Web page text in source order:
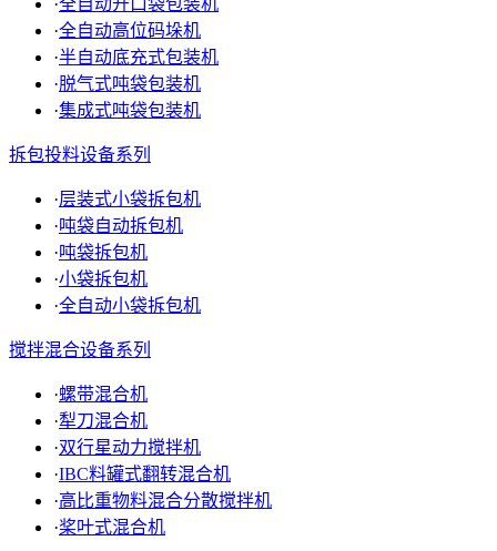
·全自动开口袋包装机
·全自动高位码垛机
·半自动底充式包装机
·脱气式吨袋包装机
·集成式吨袋包装机
拆包投料设备系列
·层装式小袋拆包机
·吨袋自动拆包机
·吨袋拆包机
·小袋拆包机
·全自动小袋拆包机
搅拌混合设备系列
·螺带混合机
·犁刀混合机
·双行星动力搅拌机
·IBC料罐式翻转混合机
·高比重物料混合分散搅拌机
·桨叶式混合机